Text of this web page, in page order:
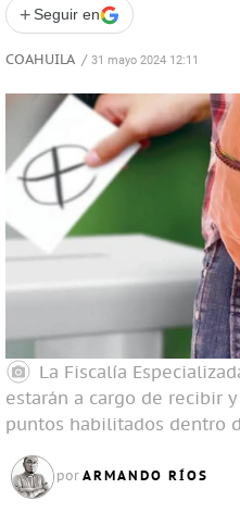
+ Seguir en
COAHUILA / 31 mayo 2024 12:11
La Fiscalía
estarán a cargo de recibir
puntos habilitados dentro
por ARMANDO RÍOS